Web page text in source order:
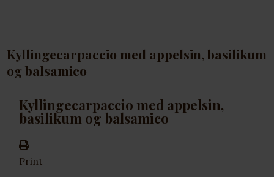
Kyllingecarpaccio med appelsin, basilikum
og balsamico
Kyllingecarpaccio med appelsin,
basilikum og balsamico
Print